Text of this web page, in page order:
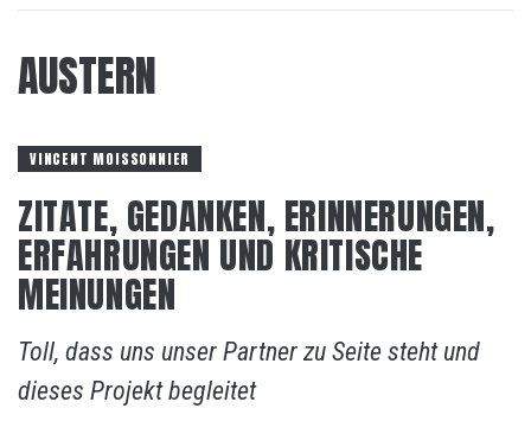
AUSTERN
VINCENT MOISSONNIER
ZITATE, GEDANKEN, ERINNERUNGEN,
ERFAHRUNGEN UND KRITISCHE
MEINUNGEN
Toll, dass uns unser Partner zu Seite steht und
dieses Projekt begleitet